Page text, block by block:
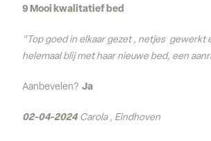
9 Mooi kwalitatief bed
“Top goed in elkaar gezet , netjes gewerkt
helemaal blij met haar nieuwe bed, een
Aanbevelen? Ja
02-04-2024 Carola , Eindhoven